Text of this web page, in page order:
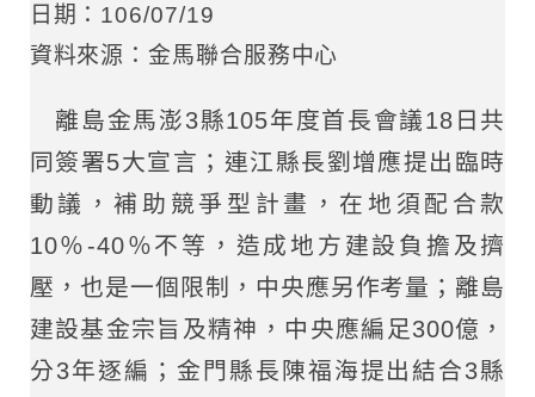
日期：106/07/19
資料來源：金馬聯合服務中心
離島金馬澎3縣105年度首長會議18日共
同簽署5大宣言；連江縣長劉增應提出臨時
動議，補助競爭型計畫，在地須配合款
10％-40％不等，造成地方建設負擔及擠
壓，也是一個限制，中央應另作考量；離島
建設基金宗旨及精神，中央應編足300億，
分3年逐編；金門縣長陳福海提出結合3縣